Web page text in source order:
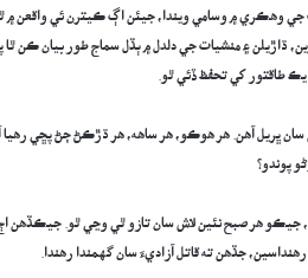
جي وهڪري ۾ وسامي ويندا، جيئن اڳ ڪيترن ئي
ڌاڙيلن ۽ منشيات جي دلدل ۾ ٻڏل سماج طور بيان ڪن
طاقتور کي تحفظ ڏئي ٿو.
ڀريل آهن. هر هوڪو، هر ساهه، هر ڌڙڪڻ ڄڻ پڇي رهيا
پوندو؟
هر صبح نئين لاش سان تازو ٿي وڃي ٿو. جيڪڏهن اڄ
جڏهن ته قاتل آزاديءَ سان گهمندا رهندا.